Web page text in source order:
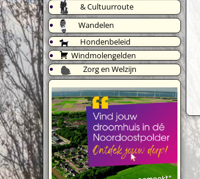
& Cultuurroute
Wandelen
Hondenbeleid
Windmolengelden
Zorg en Welzijn